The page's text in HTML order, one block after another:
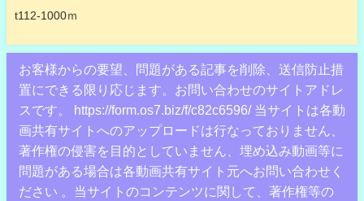
t112-1000ｍ
お客様からの要望、問題がある記事を削除、送信防止措
置にできる限り応じます。お問い合わせのサイトアドレ
スです。 https://form.os7.biz/f/c82c6596/ 当サイトは各動
画共有サイトへのアップロードは行なっておりません、
著作権の侵害を目的としていません、埋め込み動画等に
問題がある場合は各動画共有サイト元へお問い合わせく
ださい 。当サイトのコンテンツに関して、著作権等の